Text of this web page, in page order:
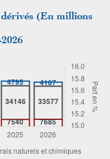
(En millions